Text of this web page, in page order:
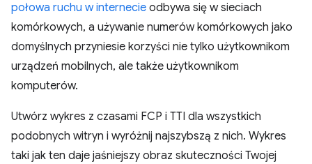
połowa ruchu w internecie odbywa się w sieciach
komórkowych, a używanie numerów komórkowych jako
domyślnych przyniesie korzyści nie tylko użytkownikom
urządzeń mobilnych, ale także użytkownikom
komputerów.
Utwórz wykres z czasami FCP i TTI dla wszystkich
podobnych witryn i wyróżnij najszybszą z nich. Wykres
taki jak ten daje jaśniejszy obraz skuteczności Twojej